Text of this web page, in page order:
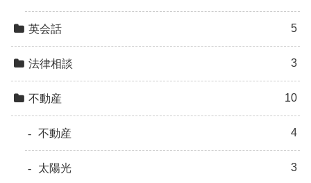
英会話 5
法律相談 3
不動産 10
不動産 4
太陽光 3